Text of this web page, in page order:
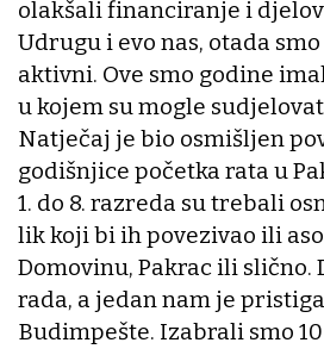
olakšali financiranje i
Udrugu i evo nas, otada
aktivni. Ove smo godine
u kojem su mogle
Natječaj je bio osmišljen
godišnjice početka rata u
1. do 8. razreda su trebali
lik koji bi ih povezivao ili
Domovinu, Pakrac ili slično.
rada, a jedan nam je
Budimpešte. Izabrali smo